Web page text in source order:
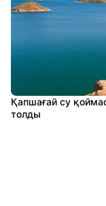
Қапшағай су
толды